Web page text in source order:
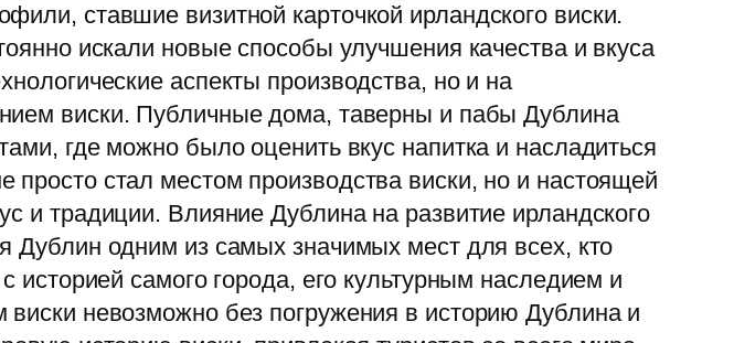
ставшие визитной карточкой ирландского виски.
искали новые способы улучшения качества и вкуса
аспекты производства, но и на
виски. Публичные дома, таверны и пабы Дублина
где можно было оценить вкус напитка и насладиться
стал местом производства виски, но и настоящей
и традиции. Влияние Дублина на развитие ирландского
Дублин одним из самых значимых мест для всех, кто
историей самого города, его культурным наследием и
невозможно без погружения в историю Дублина и